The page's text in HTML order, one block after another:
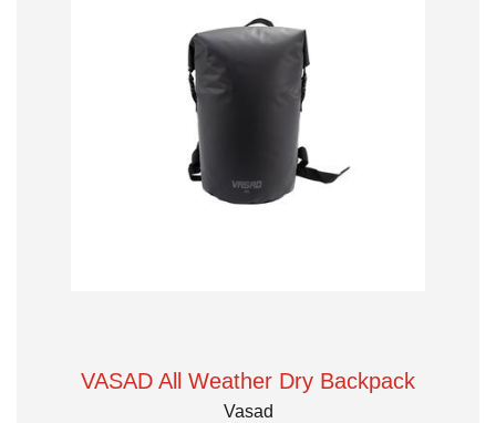
VASAD All Weather Dry Backpack
Vasad